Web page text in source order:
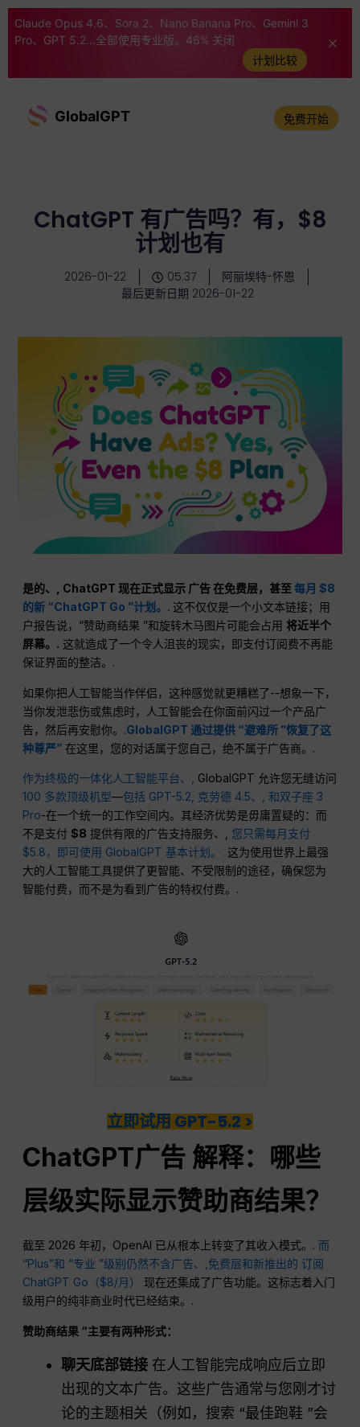
Claude Opus 4.6、Sora 2、Nano Banana Pro、Gemini 3
Pro、GPT 5.2...全部使用专业版。46% 关闭
计划比较
GlobalGPT 免费开始
ChatGPT 有广告吗？有，$8
计划也有
2026-01-22 05:37
阿丽埃特-怀恩
最后更新日期 2026-01-22
是的、, ChatGPT 现在正式显示 广告 在免费层，甚至每月 $8
的新 “ChatGPT Go ”计划。.这不仅仅是一个小文本链接；用
户报告说，“赞助商结果 ”和旋转木马图片可能会占用 将近半个
屏幕。. 这就造成了一个令人沮丧的现实，即支付订阅费不再能
保证界面的整洁。.
如果你把人工智能当作伴侣，这种感觉就更糟糕了--想象一下，
当你发泄悲伤或焦虑时，人工智能会在你面前闪过一个产品广
告，然后再安慰你。.GlobalGPT 通过提供 “避难所 ”恢复了这
种尊严” 在这里，您的对话属于您自己，绝不属于广告商。.
作为终极的一体化人工智能平台、,
GlobalGPT 允许您无缝访问
100 多款顶级机型—包括 GPT-5.2 , 克劳德 4.5、,和双子座 3
Pro-在一个统一的工作空间内。其经济优势是毋庸置疑的：而
不是支付$8 提供有限的广告支持服务、, 您只需每月支付
$5.8，即可使用 GlobalGPT 基本计划。.这为使用世界上最强
大的人工智能工具提供了更智能、不受限制的途径，确保您为
智能付费，而不是为看到广告的特权付费。.
立即试用 GPT-5.2 >
ChatGPT广告 解释：哪些
层级实际显示赞助商结果？
截至 2026 年初，OpenAI 已从根本上转变了其收入模式。. 而
“Plus”和 “专业 ”级别仍然不含广告、,免费层和新推出的 订阅
ChatGPT Go（$8/月）
现在还集成了广告功能。这标志着入门
级用户的纯非商业时代已经结束。.
赞助商结果 “主要有两种形式：
聊天底部链接 在人工智能完成响应后立即
出现的文本广告。这些广告通常与您刚才讨
论的主题相关（例如，搜索 “最佳跑鞋 ”会